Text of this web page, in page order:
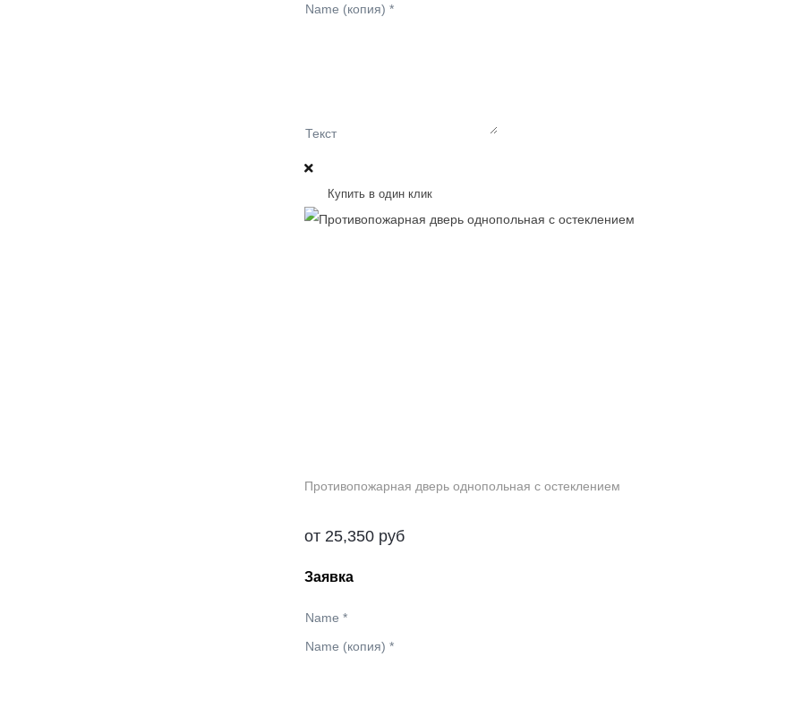
Name (копия)*
Текст
Купить в один клик
Противопожарная дверь однопольная с остеклением
от 25,350 руб
Заявка
Name*
Name (копия)*